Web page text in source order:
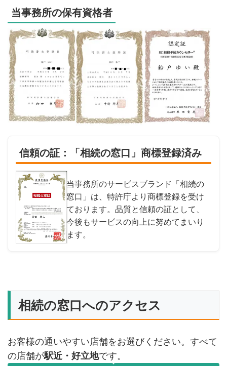
当事務所の保有資格者
信頼の証：「相続の窓口」商標登録済み
当事務所のサービスブランド「相続の
窓口」は、特許庁より商標登録を受け
ております。品質と信頼の証として、
今後もサービスの向上に努めてまいり
ます。
相続の窓口へのアクセス
お客様の通いやすい店舗をお選びください。すべて
の店舗が駅近・好立地です。